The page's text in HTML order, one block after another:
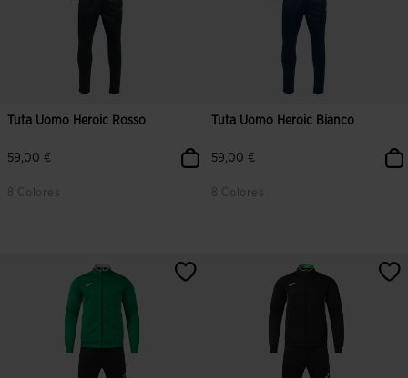
Tuta Uomo Heroic Rosso
59,00 €
8 Colores
5 su 5 valutazione dei clienti
Tuta Uomo Heroic Bianco
59,00 €
8 Colores
5 su 5 valutazione dei clienti